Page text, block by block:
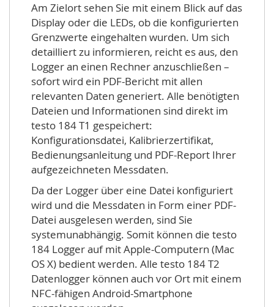
Am Zielort sehen Sie mit einem Blick auf das
Display oder die LEDs, ob die konfigurierten
Grenzwerte eingehalten wurden. Um sich
detailliert zu informieren, reicht es aus, den
Logger an einen Rechner anzuschließen –
sofort wird ein PDF-Bericht mit allen
relevanten Daten generiert. Alle benötigten
Dateien und Informationen sind direkt im
testo 184 T1 gespeichert:
Konfigurationsdatei, Kalibrierzertifikat,
Bedienungsanleitung und PDF-Report Ihrer
aufgezeichneten Messdaten.
Da der Logger über eine Datei konfiguriert
wird und die Messdaten in Form einer PDF-
Datei ausgelesen werden, sind Sie
systemunabhängig. Somit können die testo
184 Logger auf mit Apple-Computern (Mac
OS X) bedient werden. Alle testo 184 T2
Datenlogger können auch vor Ort mit einem
NFC-fähigen Android-Smartphone